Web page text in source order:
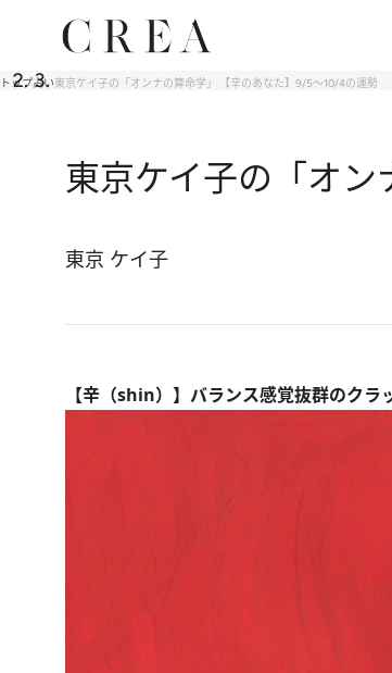
トップ占い東京ケイ子の「オンナの算命学」 【辛のあなた】9/5～10/4の運勢
東京ケイ子の「オ
東京 ケイ子
【辛（shin）】バランス感覚抜群のクラ